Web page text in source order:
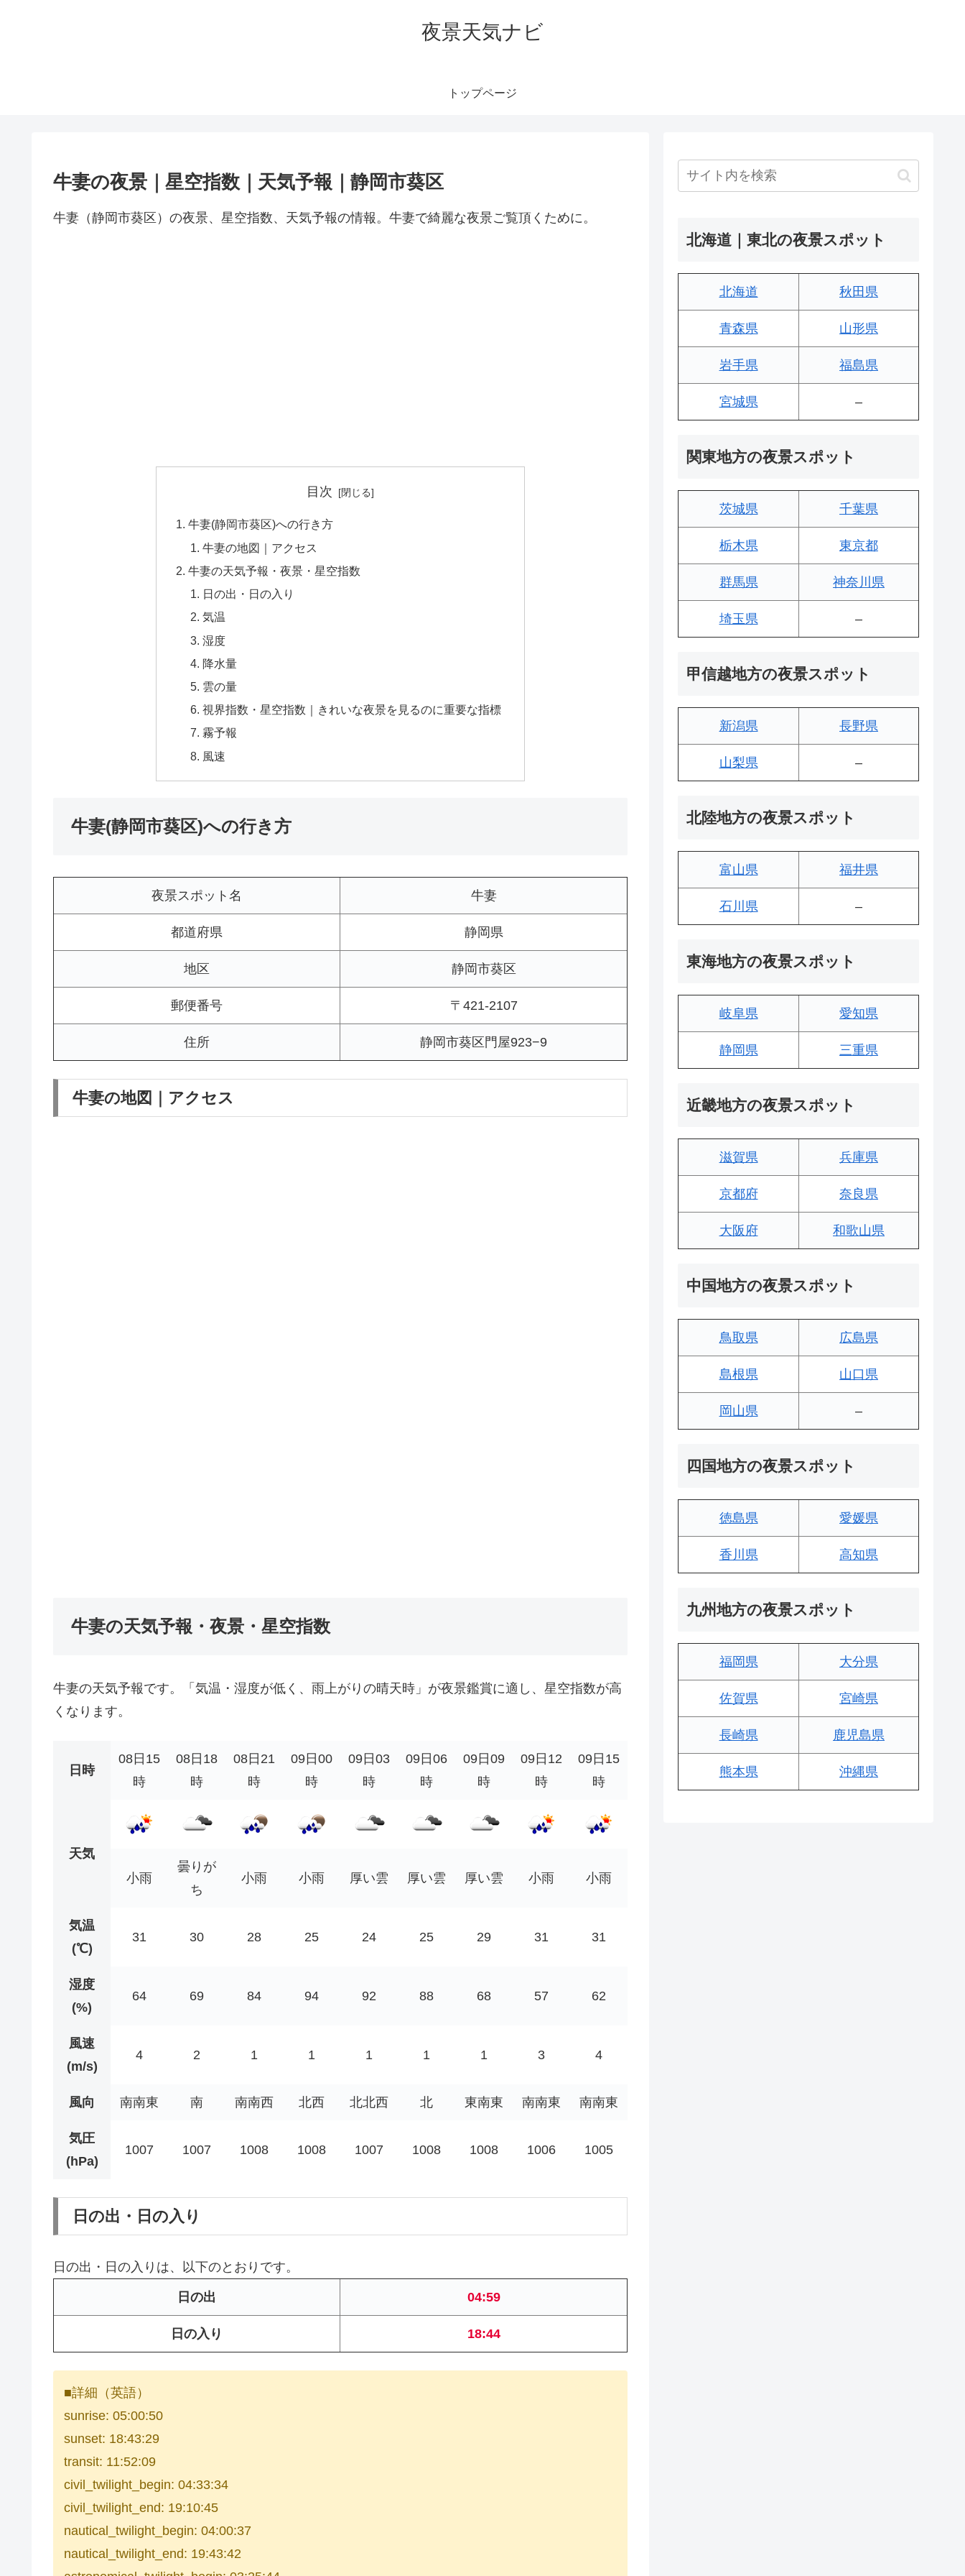
夜景天気ナビ
トップページ
牛妻の夜景｜星空指数｜天気予報｜静岡市葵区
牛妻（静岡市葵区）の夜景、星空指数、天気予報の情報。牛妻で綺麗な夜景ご覧頂くために。
目次
牛妻(静岡市葵区)への行き方
牛妻の地図｜アクセス
牛妻の天気予報・夜景・星空指数
日の出・日の入り
気温
湿度
降水量
雲の量
視界指数・星空指数｜きれいな夜景を見るのに重要な指標
霧予報
風速
牛妻(静岡市葵区)への行き方
夜景スポット名 牛妻
都道府県 静岡県
地区 静岡市葵区
郵便番号 〒421-2107
住所 静岡市葵区門屋923−9
牛妻の地図｜アクセス
牛妻の天気予報・夜景・星空指数
牛妻の天気予報です。「気温・湿度が低く、雨上がりの晴天時」が夜景鑑賞に適し、星空指数が高
くなります。
日時
08日15
時
08日18
時
08日21
時
09日00
時
09日03
時
09日06
時
09日09
時
09日12
時
09日15
時
天気
小雨
曇りが
ち
小雨 小雨 厚い雲 厚い雲 厚い雲 小雨 小雨
気温
(℃)
31 30 28 25 24 25 29 31 31
湿度
(%)
64 69 84 94 92 88 68 57 62
風速
(m/s)
4 2 1 1 1 1 1 3 4
風向 南南東 南 南南西 北西 北北西 北 東南東 南南東 南南東
気圧
(hPa)
1007 1007 1008 1008 1007 1008 1008 1006 1005
日の出・日の入り
日の出・日の入りは、以下のとおりです。
日の出 04:59
日の入り 18:44
■詳細（英語）
sunrise: 05:00:50
sunset: 18:43:29
transit: 11:52:09
civil_twilight_begin: 04:33:34
civil_twilight_end: 19:10:45
nautical_twilight_begin: 04:00:37
nautical_twilight_end: 19:43:42
北海道｜東北の夜景スポット
北海道 秋田県
青森県 山形県
岩手県 福島県
宮城県 –
関東地方の夜景スポット
茨城県 千葉県
栃木県 東京都
群馬県 神奈川県
埼玉県 –
甲信越地方の夜景スポット
新潟県 長野県
山梨県 –
北陸地方の夜景スポット
富山県 福井県
石川県 –
東海地方の夜景スポット
岐阜県 愛知県
静岡県 三重県
近畿地方の夜景スポット
滋賀県 兵庫県
京都府 奈良県
大阪府 和歌山県
中国地方の夜景スポット
鳥取県 広島県
島根県 山口県
岡山県 –
四国地方の夜景スポット
徳島県 愛媛県
香川県 高知県
九州地方の夜景スポット
福岡県 大分県
佐賀県 宮崎県
長崎県 鹿児島県
熊本県 沖縄県